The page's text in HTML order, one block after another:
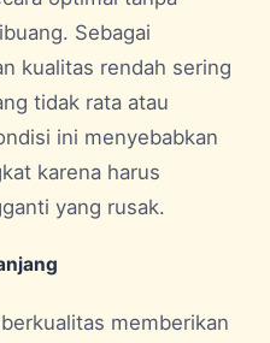
Sebagai
kualitas rendah sering
tidak rata atau
ini menyebabkan
karena harus
yang rusak.
memberikan